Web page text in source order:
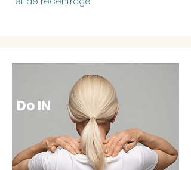
Do IN